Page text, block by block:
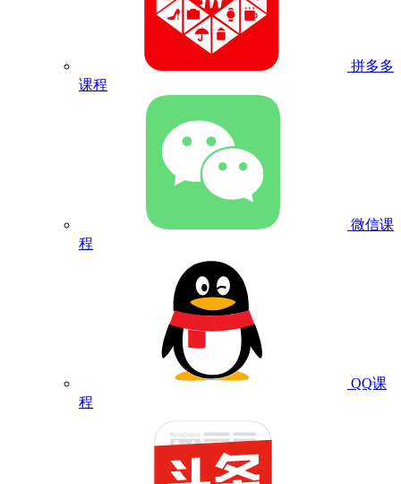
拼多多
课程
微信课
程
QQ课
程